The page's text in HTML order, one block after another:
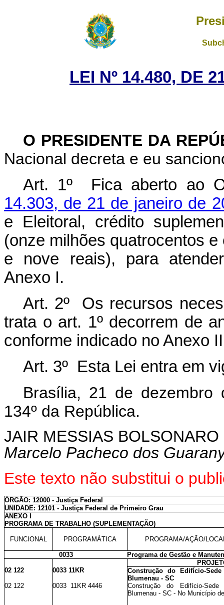
LEI Nº 14.480, DE
O PRESIDENTE DA
Nacional decreta e eu
Art. 1º Fica aberto ao
14.303, de 21 de janeiro de
e Eleitoral, crédito
(onze milhões quatrocentos
e nove reais), para
Anexo I.
Art. 2º Os recursos
trata o art. 1º decorrem de
conforme indicado no Anexo
Art. 3º Esta Lei entra em
Brasília, 21 de dezembro
134º da República.
JAIR MESSIAS BOLSONARO
Marcelo Pacheco dos
Este texto não substitui o
ÓRGÃO: 12000 - Justiça Federal
UNIDADE: 12101 - Justiça Federal de Primeiro Grau
ANEXO I
PROGRAMA DE TRABALHO (SUPLEMENTAÇÃO)
FUNCIONAL PROGRAMÁTICA PROGRAMA/AÇÃO/
0033
Programa de Gestão e
02 122
0033 11KR
Construção do Edifício-
Blumenau - SC
02 122
0033 11KR 4446
Construção do Edifício-
Blumenau - SC - No Município